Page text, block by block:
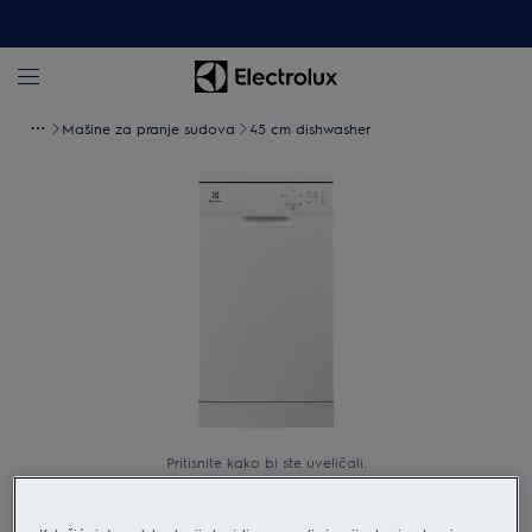
Mašine za pranje sudova 45 cm dishwasher
Pritisnite kako bi ste uveličali.